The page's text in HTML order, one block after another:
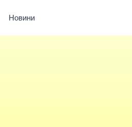
Новини